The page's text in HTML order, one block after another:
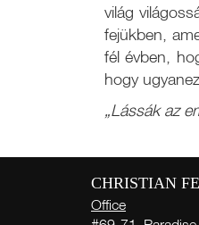
világ
fejükben,
fél évben,
hogy
„Lássák az
CHRISTIAN
Office